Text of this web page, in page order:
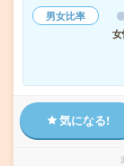
男女比率
気になる!